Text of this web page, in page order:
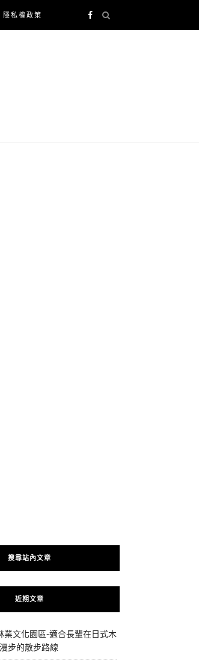
隱私權政策
搜尋站內文章
近期文章
業文化園區-適合長輩在日式木
步的散步路線